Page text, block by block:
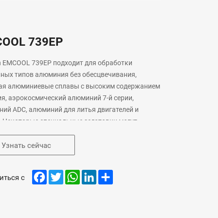
739EP
EMCOOL 739EP подходит для обработки
типов алюминия без обесцвечивания,
алюминиевые сплавы с высоким содержанием
аэрокосмический алюминий 7-й серии,
ADC, алюминий для литья двигателей и
Некоторые специальные заготовки могут
непрерывной обработки на станке в
8 часов или дольше, а обработанные и
поверхности остаются такими же
как новые. Его высокая коррозионная
основана на специальной защите новейшего
Узнать сейчас
с Facebook
TwitterWhatsAppLinkedIn